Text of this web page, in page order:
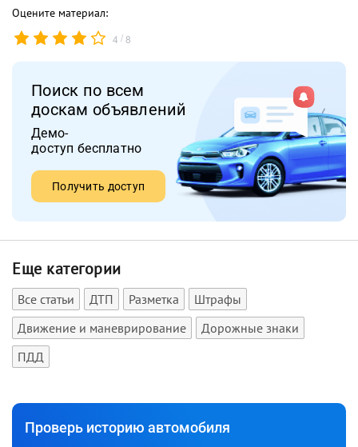
Оцените материал:
4 /8
Поиск по всем
доскам объявлений
Демо-
доступ бесплатно
Получить доступ
Еще категории
Все статьи ДТП Разметка
Штрафы
Движение и маневрирование
Дорожные знаки
ПДД
Проверь историю автомобиля